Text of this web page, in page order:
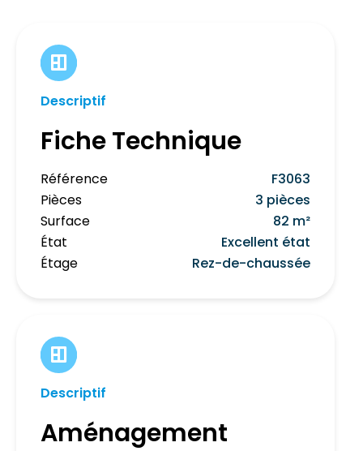
Descriptif
Fiche Technique
Référence
F3063
Pièces
3 pièces
Surface
82 m²
État
Excellent état
Étage
Rez-de-chaussée
Descriptif
Aménagement